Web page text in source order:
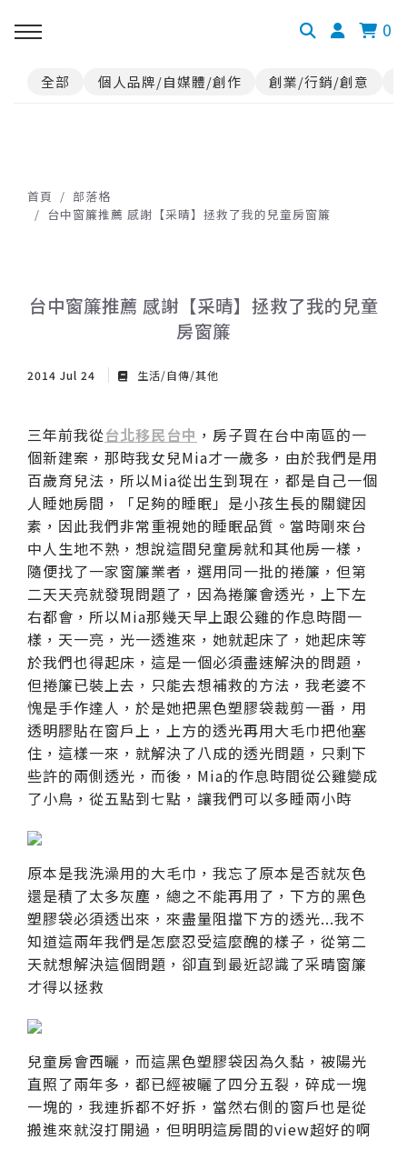
0
全部 個人品牌/自媒體/創作 創業/行銷/創意
首頁
部落格
台中窗簾推薦 感謝【采晴】拯救了我的兒童房窗簾
台中窗簾推薦 感謝【采晴】拯救了我的兒童
房窗簾
2014 Jul 24 生活/自傳/其他
三年前我從台北移民台中 ，房子買在台中南區的一
個新建案，那時我女兒Mia才一歲多，由於我們是用
百歲育兒法，所以Mia從出生到現在，都是自己一個
人睡她房間，「足夠的睡眠」是小孩生長的關鍵因
素，因此我們非常重視她的睡眠品質。當時剛來台
中人生地不熟，想說這間兒童房就和其他房一樣，
隨便找了一家窗簾業者，選用同一批的捲簾，但第
二天天亮就發現問題了，因為捲簾會透光，上下左
右都會，所以Mia那幾天早上跟公雞的作息時間一
樣，天一亮，光一透進來，她就起床了，她起床等
於我們也得起床，這是一個必須盡速解決的問題，
但捲簾已裝上去，只能去想補救的方法，我老婆不
愧是手作達人，於是她把黑色塑膠袋裁剪一番，用
透明膠貼在窗戶上，上方的透光再用大毛巾把他塞
住，這樣一來，就解決了八成的透光問題，只剩下
些許的兩側透光，而後，Mia的作息時間從公雞變成
了小鳥，從五點到七點，讓我們可以多睡兩小時
原本是我洗澡用的大毛巾，我忘了原本是否就灰色
還是積了太多灰塵，總之不能再用了，下方的黑色
塑膠袋必須透出來，來盡量阻擋下方的透光...我不
知道這兩年我們是怎麼忍受這麼醜的樣子，從第二
天就想解決這個問題，卻直到最近認識了采晴窗簾
才得以拯救
兒童房會西曬，而這黑色塑膠袋因為久黏，被陽光
直照了兩年多，都已經被曬了四分五裂，碎成一塊
一塊的，我連拆都不好拆，當然右側的窗戶也是從
搬進來就沒打開過，但明明這房間的view超好的啊